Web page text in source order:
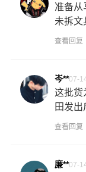
准备从
未拆文
查看回复
岑**07-
这批货
田发出
查看回复
廉**07-